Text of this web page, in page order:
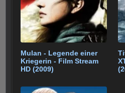
Mulan - Legende einer
Kriegerin - Film Stream
HD (2009)